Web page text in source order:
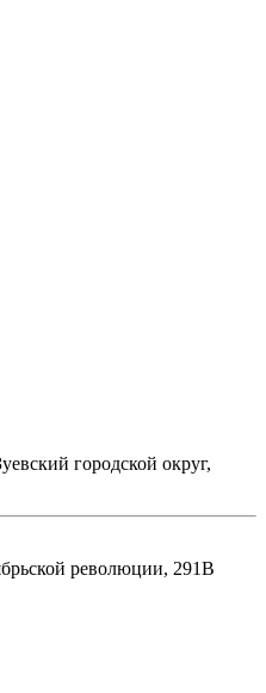
городской округ,
революции, 291В